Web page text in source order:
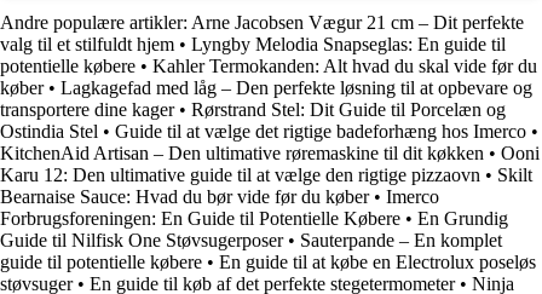
Andre populære artikler: Arne Jacobsen Vægur 21 cm – Dit perfekte
valg til et stilfuldt hjem • Lyngby Melodia Snapseglas: En guide til
potentielle købere • Kahler Termokanden: Alt hvad du skal vide før du
køber• Lagkagefad med låg – Den perfekte løsning til at opbevare og
transportere dine kager• Rørstrand Stel: Dit Guide til Porcelæn og
Ostindia Stel • Guide til at vælge det rigtige badeforhæng hos Imerco •
KitchenAid Artisan – Den ultimative røremaskine til dit køkken • Ooni
Karu 12: Den ultimative guide til at vælge den rigtige pizzaovn • Skilt
Bearnaise Sauce: Hvad du bør vide før du køber• Imerco
Forbrugsforeningen: En Guide til Potentielle Købere • En Grundig
Guide til Nilfisk One Støvsugerposer• Sauterpande – En komplet
guide til potentielle købere • En guide til at købe en Electrolux poseløs
støvsuger• En guide til køb af det perfekte stegetermometer• Ninja